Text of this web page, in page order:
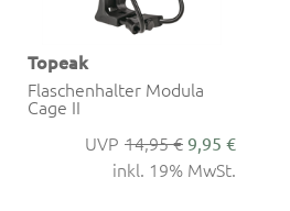
Topeak
Flaschenhalter Modula
Cage II
14,95 € 9,95 €
inkl. 19% MwSt.